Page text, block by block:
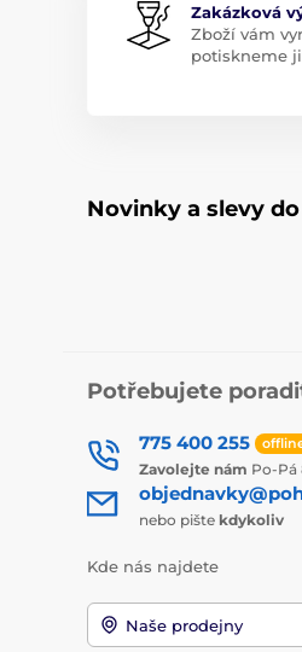
Zakázková
Zboží vám
potiskneme
Novinky a slevy
Potřebujete
775 400 255
Zavolejte nám Po-Pá
nebo pište kdykoliv
Kde nás najdete
Naše prodejny